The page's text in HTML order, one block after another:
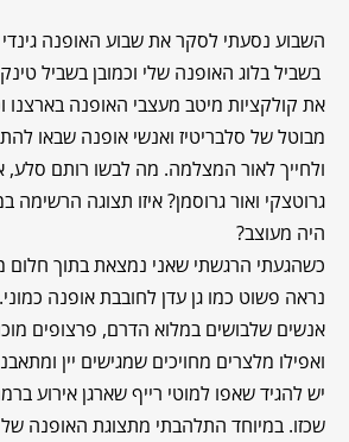
בשביל בלוג האופנה שלי וכמובן בשביל
את קולקציות מיטב מעצבי האופנה בארצנו
מבוטל של סלבריטיז ואנשי אופנה שבאו
ולחייך לאור המצלמה. מה לבשו רותם סלע,
גרוטצקי ואור גרוסמן? איזו תצוגה הרשימה
היה מעוצב?
כשהגעתי הרגשתי שאני נמצאת בתוך חלום
נראה פשוט כמו גן עדן לחובבת אופנה
אנשים שלבושים במלוא הדרם, פרצופים
ואפילו מלצרים מחויכים שמגישים יין
יש להגיד שאפו למוטי רייף שארגן אירוע
שכזו. במיוחד התלהבתי מתצוגת האופנה של